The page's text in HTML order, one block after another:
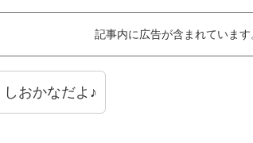
記事内に広告が含まれています
しおかなだよ♪